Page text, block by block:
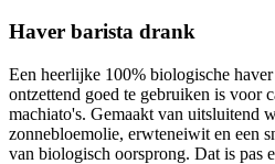
Haver barista drank
Een heerlijke 100% biologische
ontzettend goed te gebruiken is voor
machiato's. Gemaakt van uitsluitend
zonnebloemolie, erwteneiwit en een
van biologisch oorsprong. Dat is pas